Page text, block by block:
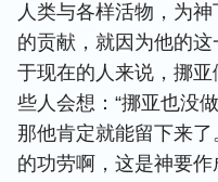
人类与各样活物，为
的贡献，就因为他的
于现在的人来说，挪
些人会想：“挪亚也没
那他肯定就能留下来
的功劳啊，这是神要